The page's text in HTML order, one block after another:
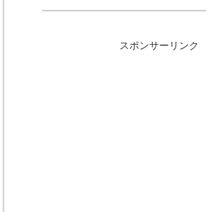
スポンサーリンク